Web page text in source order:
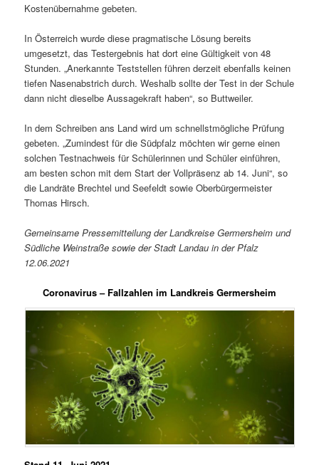
Kostenübernahme gebeten.
In Österreich wurde diese pragmatische Lösung bereits
umgesetzt, das Testergebnis hat dort eine Gültigkeit von 48
Stunden. „Anerkannte Teststellen führen derzeit ebenfalls keinen
tiefen Nasenabstrich durch. Weshalb sollte der Test in der Schule
dann nicht dieselbe Aussagekraft haben“, so Buttweiler.
In dem Schreiben ans Land wird um schnellstmögliche Prüfung
gebeten. „Zumindest für die Südpfalz möchten wir gerne einen
solchen Testnachweis für Schülerinnen und Schüler einführen,
am besten schon mit dem Start der Vollpräsenz ab 14. Juni“, so
die Landräte Brechtel und Seefeldt sowie Oberbürgermeister
Thomas Hirsch.
Gemeinsame Pressemitteilung der Landkreise Germersheim und
Südliche Weinstraße sowie der Stadt Landau in der Pfalz
12.06.2021
Coronavirus – Fallzahlen im Landkreis Germersheim